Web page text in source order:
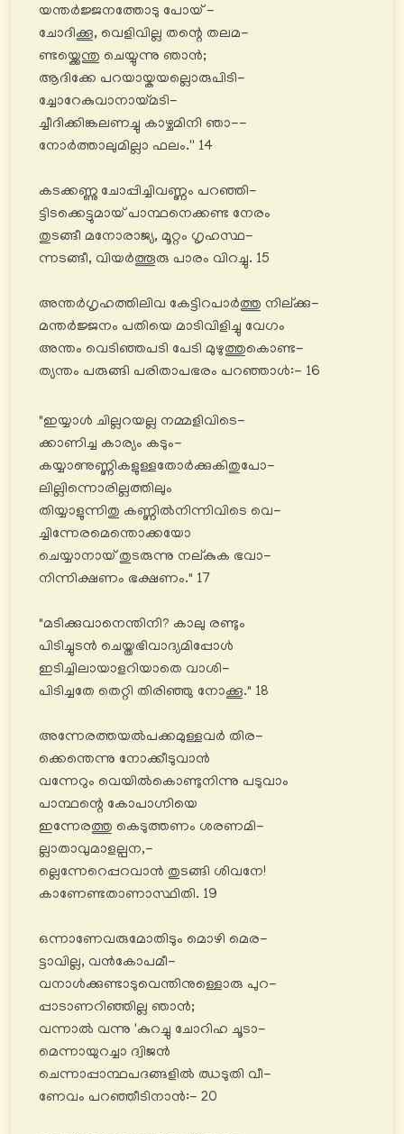
യന്തർജ്ജനത്തോടു പോയ് -
ചോദിക്കൂ, വെളിവില്ല തന്റെ തലമ-
ണ്ടയ്ക്കെന്തു ചെയ്യുന്നു ഞാൻ;
ആദിക്കേ പറയായ്കയല്ലൊരുപിടി-
ച്ചോറേകുവാനായ്മടി-
ച്ചീദിക്കിങ്കലണച്ചു കാഴ്ചമിനി ഞാ--
നോര്‍ത്താലുമില്ലാ ഫലം.'' 14
കടക്കണ്ണു ചോപ്പിച്ചിവണ്ണം പറഞ്ഞി-
ട്ടിടക്കെട്ടുമായ് പാന്ഥനെക്കണ്ട നേരം
തുടങ്ങീ മനോരാജ്യ, മൂറ്റം ഗൃഹസ്ഥ-
ന്നടങ്ങീ, വിയർത്തൂരു പാരം വിറച്ചു. 15
അന്തർഗൃഹത്തിലിവ കേട്ടിറപാര്‍ത്തു നില്ക്കു-
മന്തര്‍ജ്ജനം പതിയെ മാടിവിളിച്ചു വേഗം
അന്തം വെടിഞ്ഞപടി പേടി മുഴുത്തുകൊണ്ട-
ത്യന്തം പരുങ്ങി പരിതാപഭരം പറഞ്ഞാൾ:- 16
"ഇയ്യാൾ ചില്ലറയല്ല നമ്മളിവിടെ-
ക്കാണിച്ച കാര്യം കടും-
കയ്യാണുണ്ണികളുള്ളതോര്‍ക്കുകിതുപോ-
ലില്ലിന്നൊരില്ലത്തിലും
തിയ്യാളുന്നിതു കണ്ണിൽനിന്നിവിടെ വെ-
ച്ചിന്നേരമെന്തൊക്കയോ
ചെയ്യാനായ് തുടരുന്നു നല്കുക ഭവാ-
നിന്നിക്ഷണം ഭക്ഷണം." 17
"മടിക്കുവാനെന്തിനി? കാലു രണ്ടും
പിടിച്ചുടൻ ചെയ്തഭിവാദ്യമിപ്പോൾ
ഇടിച്ചിലായാളറിയാതെ വാശി-
പിടിച്ചതേ തെറ്റി തിരിഞ്ഞു നോക്കൂ." 18
അന്നേരത്തയൽപക്കമുള്ളവർ തിര-
ക്കെന്തെന്നു നോക്കീടുവാൻ
വന്നേറും വെയിൽകൊണ്ടുനിന്നു പടുവാം
പാന്ഥന്റെ കോപാഗ്നിയെ
ഇന്നേരത്തു കെടുത്തണം ശരണമി-
ല്ലാതാവുമാളല്പന,-
ല്ലെന്നേറെപ്പറവാൻ തുടങ്ങി ശിവനേ!
കാണേണ്ടതാണാസ്ഥിതി. 19
ഒന്നാണേവരുമോതിടും മൊഴി മെര-
ട്ടാവില്ല, വൻകോപമീ-
വനാൾക്കുണ്ടാടുവെന്തിനുള്ളൊരു പുറ-
പ്പാടാണറിഞ്ഞില്ല ഞാൻ;
വന്നാൽ വന്നു 'കുറച്ചു ചോറിഹ ചൂടാ-
മെന്നായുറച്ചാ ദ്വിജൻ
ചെന്നാപ്പാന്ഥപദങ്ങളിൽ ഝടുതി വീ-
ണേവം പറഞ്ഞീടിനാൻ:- 20